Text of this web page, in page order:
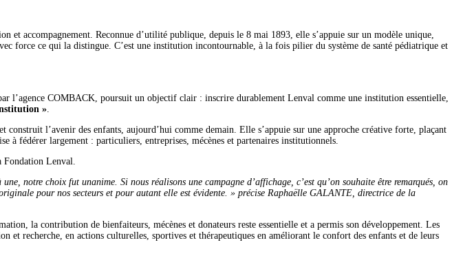
accompagnement. Reconnue d’utilité publique, depuis le 8 mai 1893, elle s’appuie sur un modèle unique,
force ce qui la distingue. C’est une institution incontournable, à la fois pilier du système de santé pédiatrique et
l’agence COMBACK, poursuit un objectif clair : inscrire durablement Lenval comme une institution essentielle,
».
l’avenir des enfants, aujourd’hui comme demain. Elle s’appuie sur une approche créative forte, plaçant
fédérer largement : particuliers, entreprises, mécènes et partenaires institutionnels.
Fondation Lenval.
notre choix fut unanime. Si nous réalisons une campagne d’affichage, c’est qu’on souhaite être remarqués, on
pour nos secteurs et pour autant elle est évidente. » précise Raphaëlle GALANTE, directrice de la
la contribution de bienfaiteurs, mécènes et donateurs reste essentielle et a permis son développement. Les
et recherche, en actions culturelles, sportives et thérapeutiques en améliorant le confort des enfants et de leurs